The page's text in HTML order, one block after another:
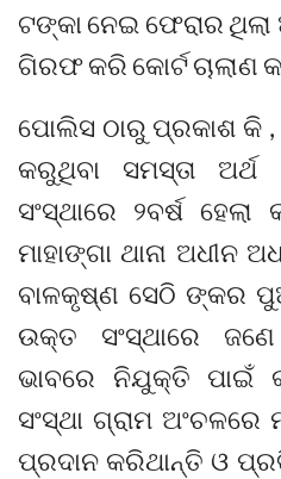
ଟଙ୍କା ନେଇ ଫେରାର
ଗିରଫ କରି କୋର୍ଟ ଚାଲାଣ
ପୋଲିସ ଠାରୁ ପ୍ରକାଶ କି
କରୁଥିବା ସମସ୍ତା
ସଂସ୍ଥାରେ ୨ବର୍ଷ
ମାହାଙ୍ଗା ଥାନା ଅଧୀନ
ବାଳକୃଷ୍ଣ ସେଠି ଙ୍କର
ଉକ୍ତ ସଂସ୍ଥାରେ ଜଣେ
ଭାବରେ ନିଯୁକ୍ତି ପାଇଁ
ସଂସ୍ଥା ଗ୍ରାମ
ପ୍ରଦାନ କରିଥାନ୍ତି ଓ